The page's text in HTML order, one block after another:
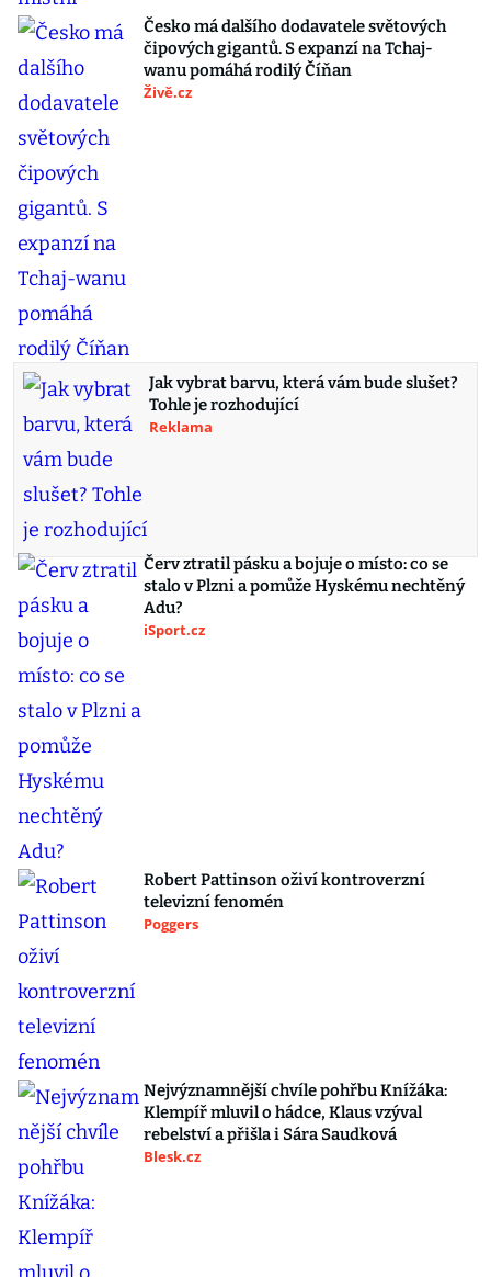
Česko má dalšího dodavatele světových
čipových gigantů. S expanzí na Tchaj-
wanu pomáhá rodilý Číňan
Živě.cz
Jak vybrat barvu, která vám bude slušet?
Tohle je rozhodující
Reklama
Červ ztratil pásku a bojuje o místo: co se
stalo v Plzni a pomůže Hyskému nechtěný
Adu?
iSport.cz
Robert Pattinson oživí kontroverzní
televizní fenomén
Poggers
Nejvýznamnější chvíle pohřbu Knížáka:
Klempíř mluvil o hádce, Klaus vzýval
rebelství a přišla i Sára Saudková
Blesk.cz